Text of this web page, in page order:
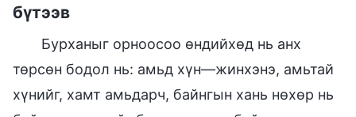
бүтээв
Бурханыг орноосоо өндийхөд нь анх
төрсөн бодол нь: амьд хүн—жинхэнэ, амьтай
хүнийг, хамт амьдарч, байнгын хань нөхөр нь